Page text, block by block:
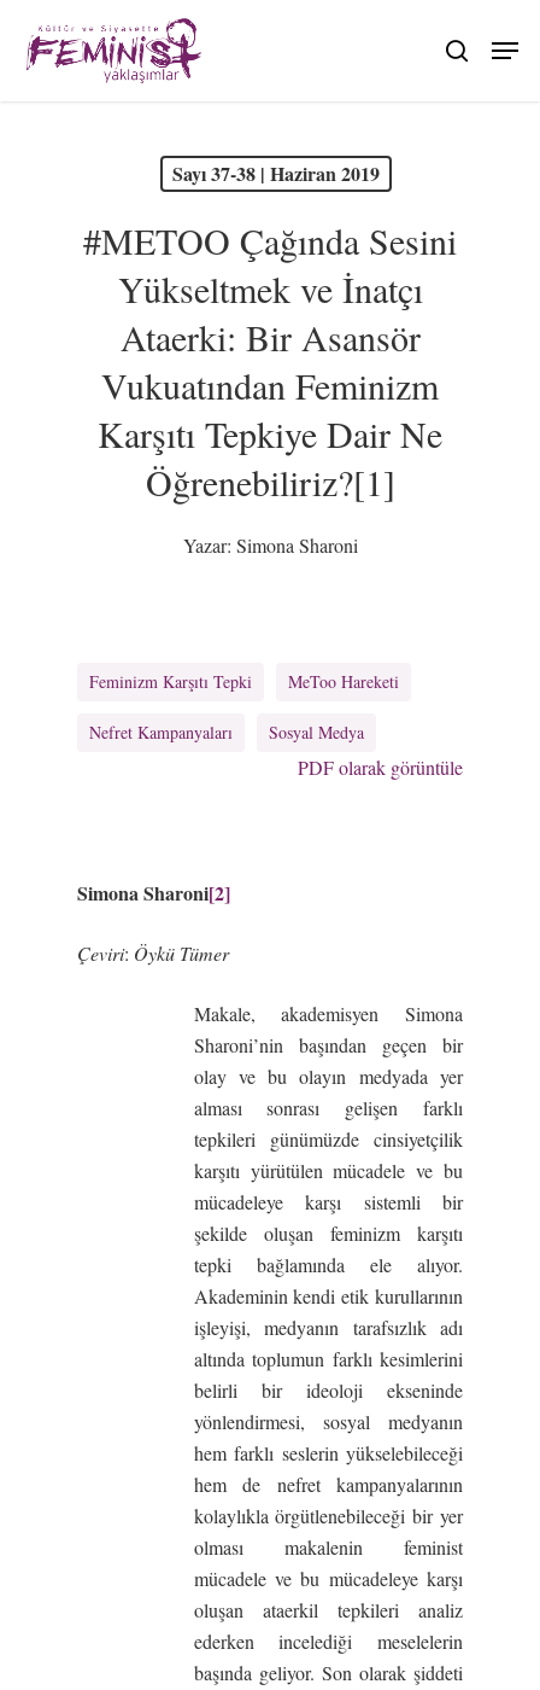
main
search
Sayı 37-38 | Haziran 2019
#METOO Çağında Sesini
Yükseltmek ve İnatçı
Ataerki: Bir Asansör
Vukuatından Feminizm
Karşıtı Tepkiye Dair Ne
Öğrenebiliriz?[1]
Yazar: Simona Sharoni
Feminizm Karşıtı Tepki MeToo Hareketi
Nefret Kampanyaları Sosyal Medya
PDF olarak görüntüle
Simona Sharoni[2]
Çeviri: Öykü Tümer
Makale, akademisyen Simona
Sharoni’nin başından geçen bir
olay ve bu olayın medyada yer
alması sonrası gelişen farklı
tepkileri günümüzde cinsiyetçilik
karşıtı yürütülen mücadele ve bu
mücadeleye karşı sistemli bir
şekilde oluşan feminizm karşıtı
tepki bağlamında ele alıyor.
Akademinin kendi etik kurullarının
işleyişi, medyanın tarafsızlık adı
altında toplumun farklı kesimlerini
belirli bir ideoloji ekseninde
yönlendirmesi, sosyal medyanın
hem farklı seslerin yükselebileceği
hem de nefret kampanyalarının
kolaylıkla örgütlenebileceği bir yer
olması makalenin feminist
mücadele ve bu mücadeleye karşı
oluşan ataerkil tepkileri analiz
ederken incelediği meselelerin
başında geliyor. Son olarak şiddeti